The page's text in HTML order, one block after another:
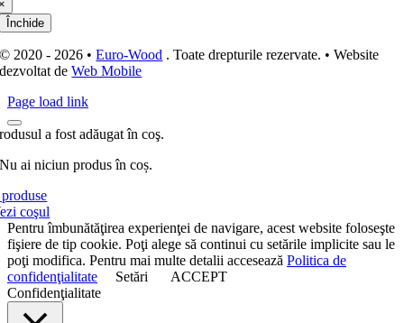
Închide
© 2020 - 2026 •Euro-Wood . Toate drepturile rezervate. • Website
dezvoltat deWeb Mobile
Page load link
a fost adăugat în coş.
Nu ai niciun produs în coș.
coşul
Pentru îmbunătăţirea experienţei de navigare, acest website foloseşte
fişiere de tip cookie. Poţi alege să continui cu setările implicite sau le
poţi modifica. Pentru mai multe detalii accesează Politica de
confidenţialitate
Setări
ACCEPT
Confidenţialitate